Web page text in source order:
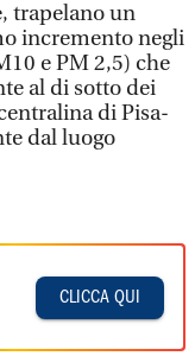
trapelano un
incremento negli
e PM 2,5) che
al di sotto dei
di Pisa-
dal luogo
CLICCA QUI